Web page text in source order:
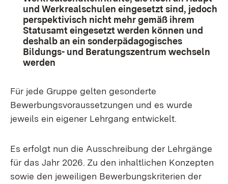
und Werkrealschulen eingesetzt sind, jedoch
perspektivisch nicht mehr gemäß ihrem
Statusamt eingesetzt werden können und
deshalb an ein sonderpädagogisches
Bildungs- und Beratungszentrum wechseln
werden
Für jede Gruppe gelten gesonderte
Bewerbungsvoraussetzungen und es wurde
jeweils ein eigener Lehrgang entwickelt.
Es erfolgt nun die Ausschreibung der Lehrgänge
für das Jahr 2026. Zu den inhaltlichen Konzepten
sowie den jeweiligen Bewerbungskriterien der